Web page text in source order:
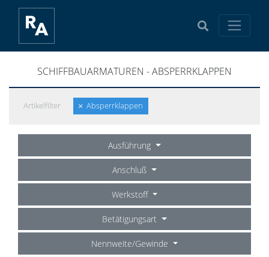
SCHIFFBAUARMATUREN - ABSPERRKLAPPEN
Artikelfilter Absperrklappen
Ausführung
Anschluß
Werkstoff
Betätigungsart
Nennweite/Gewinde